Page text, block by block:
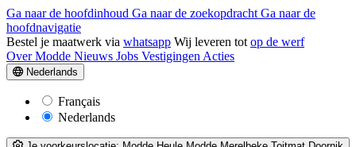
Ga naar de hoofdinhoud Ga naar de zoekopdracht Ga naar de
hoofdnavigatie
Bestel je maatwerk via whatsapp Wij leveren tot op de werf
Over Modde Nieuws Jobs Vestigingen Acties
Nederlands
Français
Nederlands